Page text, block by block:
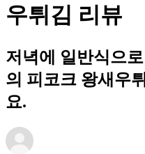
우튀김 리뷰
저녁에 일반식으
의 피코크 왕새우
요.